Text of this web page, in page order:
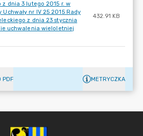
z dnia 3 lutego 2015 r. w
nr IV 25 2015 Rady
z dnia 23 stycznia
uchwalenia wieloletniej
432.91 KB
PDF METRYCZKA